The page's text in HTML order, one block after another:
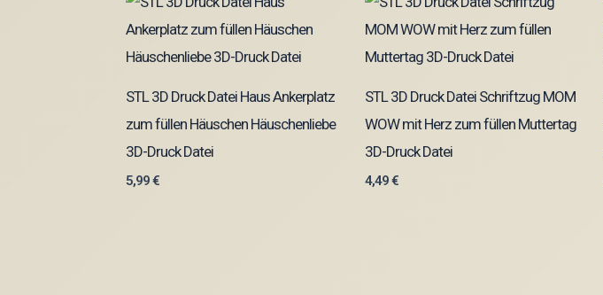
STL 3D Druck Datei Haus Ankerplatz
zum füllen Häuschen Häuschenliebe
3D-Druck Datei
5,99€
STL 3D Druck Datei Schriftzug MOM
WOW mit Herz zum füllen Muttertag
3D-Druck Datei
4,49€